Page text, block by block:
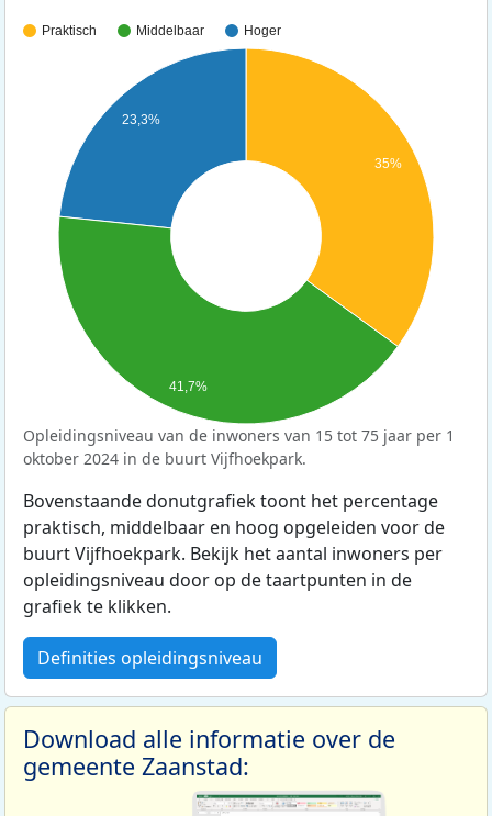
Praktisch Middelbaar Hoger
35%
23,3%
41,7%
Opleidingsniveau van de inwoners van 15 tot 75 jaar per 1
oktober 2024 in de buurt Vijfhoekpark.
Bovenstaande donutgrafiek toont het percentage
praktisch, middelbaar en hoog opgeleiden voor de
buurt Vijfhoekpark. Bekijk het aantal inwoners per
opleidingsniveau door op de taartpunten in de
grafiek te klikken.
Definities opleidingsniveau
Download alle informatie over de
gemeente Zaanstad: